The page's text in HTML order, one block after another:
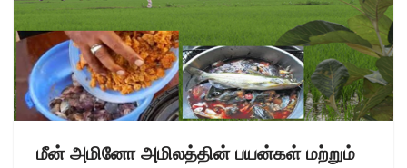
மீன் அமினோ அமிலத்தின் பயன்கள் மற்றும்